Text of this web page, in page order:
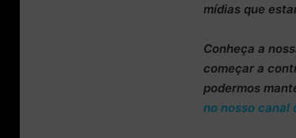
mídias que
Conheça a
começar a
podermos
no nosso canal